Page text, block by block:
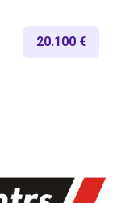
20.100 €